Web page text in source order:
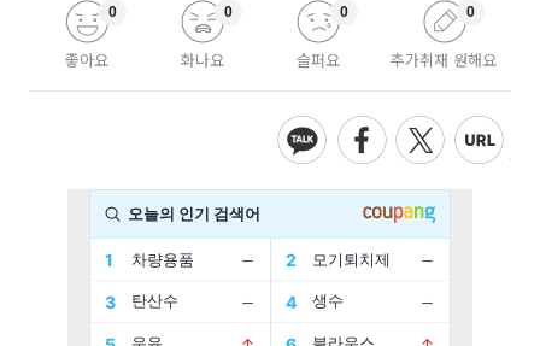
좋아요
0
화나요
0
슬퍼요
0
추가취재 원해요
0